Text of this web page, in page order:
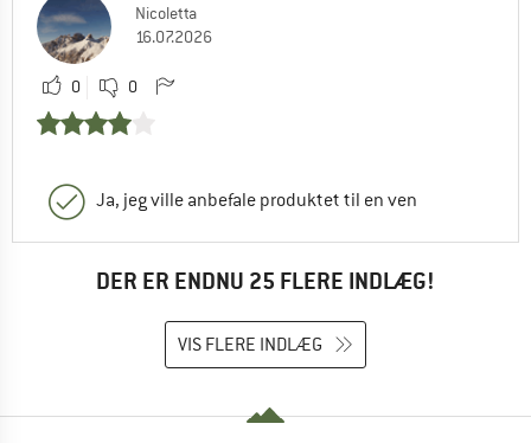
Nicoletta
16.07.2026
0 0
Ja, jeg ville anbefale produktet til en ven
DER ER ENDNU 25 FLERE INDLÆG!
VIS FLERE INDLÆG